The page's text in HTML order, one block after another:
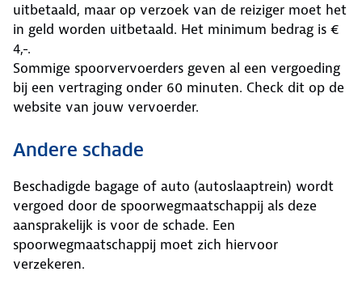
uitbetaald, maar op verzoek van de reiziger moet het
in geld worden uitbetaald. Het minimum bedrag is €
4,-.
Sommige spoorvervoerders geven al een vergoeding
bij een vertraging onder 60 minuten. Check dit op de
website van jouw vervoerder.
Andere schade
Beschadigde bagage of auto (autoslaaptrein) wordt
vergoed door de spoorwegmaatschappij als deze
aansprakelijk is voor de schade. Een
spoorwegmaatschappij moet zich hiervoor
verzekeren.